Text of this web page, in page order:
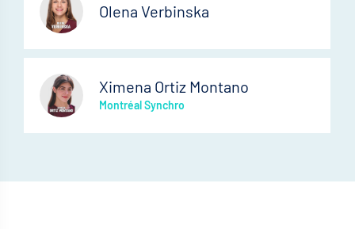
Olena Verbinska
Ximena Ortiz Montano
Montréal Synchro